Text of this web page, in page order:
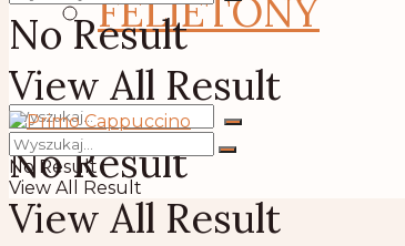
FELIETONY
No Result
View All Result
No Result
View All Result
No Result
View All Result